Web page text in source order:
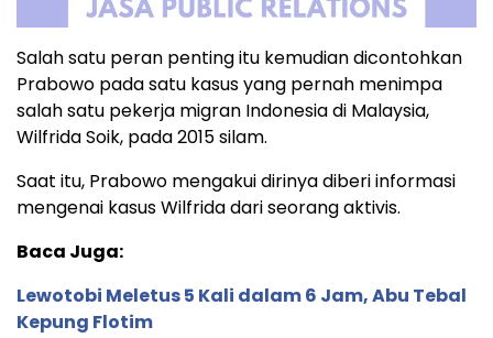
Salah satu peran penting itu kemudian dicontohkan
Prabowo pada satu kasus yang pernah menimpa
salah satu pekerja migran Indonesia di Malaysia,
Wilfrida Soik, pada 2015 silam.
Saat itu, Prabowo mengakui dirinya diberi informasi
mengenai kasus Wilfrida dari seorang aktivis.
Baca Juga:
Lewotobi Meletus 5 Kali dalam 6 Jam, Abu Tebal
Kepung Flotim